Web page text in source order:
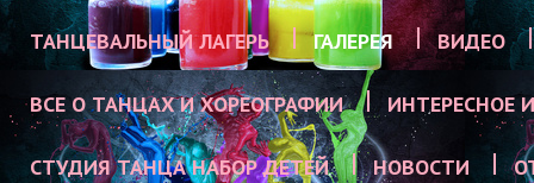
ТАНЦЕВАЛЬНЫЙ ЛАГЕРЬ ГАЛЕРЕЯ ВИДЕО
ВСЕ О ТАНЦАХ И ХОРЕОГРАФИИ ИНТЕРЕСНОЕ
СТУДИЯ ТАНЦА НАБОР ДЕТЕЙ НОВОСТИ